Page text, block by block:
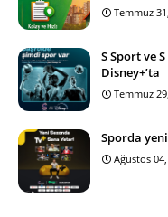
Temmuz
S Sport ve
Disney+’ta
Temmuz
Sporda
Ağustos